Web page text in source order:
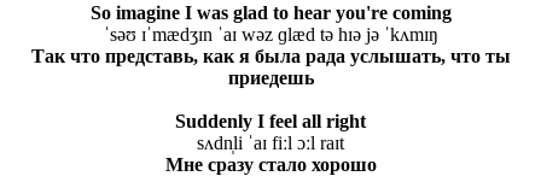
So imagine I was glad to hear you're coming
ˈsəʊ ɪˈmædʒɪn ˈaɪ wəz ɡlæd tə hɪə jə ˈkʌmɪŋ
Так что представь, как я была рада услышать, что ты
приедешь
Suddenly I feel all right
sʌdn̩li ˈaɪ fiːl ɔːl raɪt
Мне сразу стало хорошо